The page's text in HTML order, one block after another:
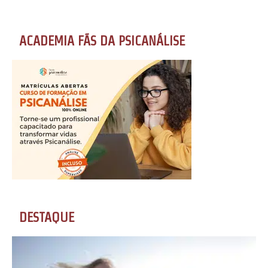
ACADEMIA FÃS DA PSICANÁLISE
DESTAQUE